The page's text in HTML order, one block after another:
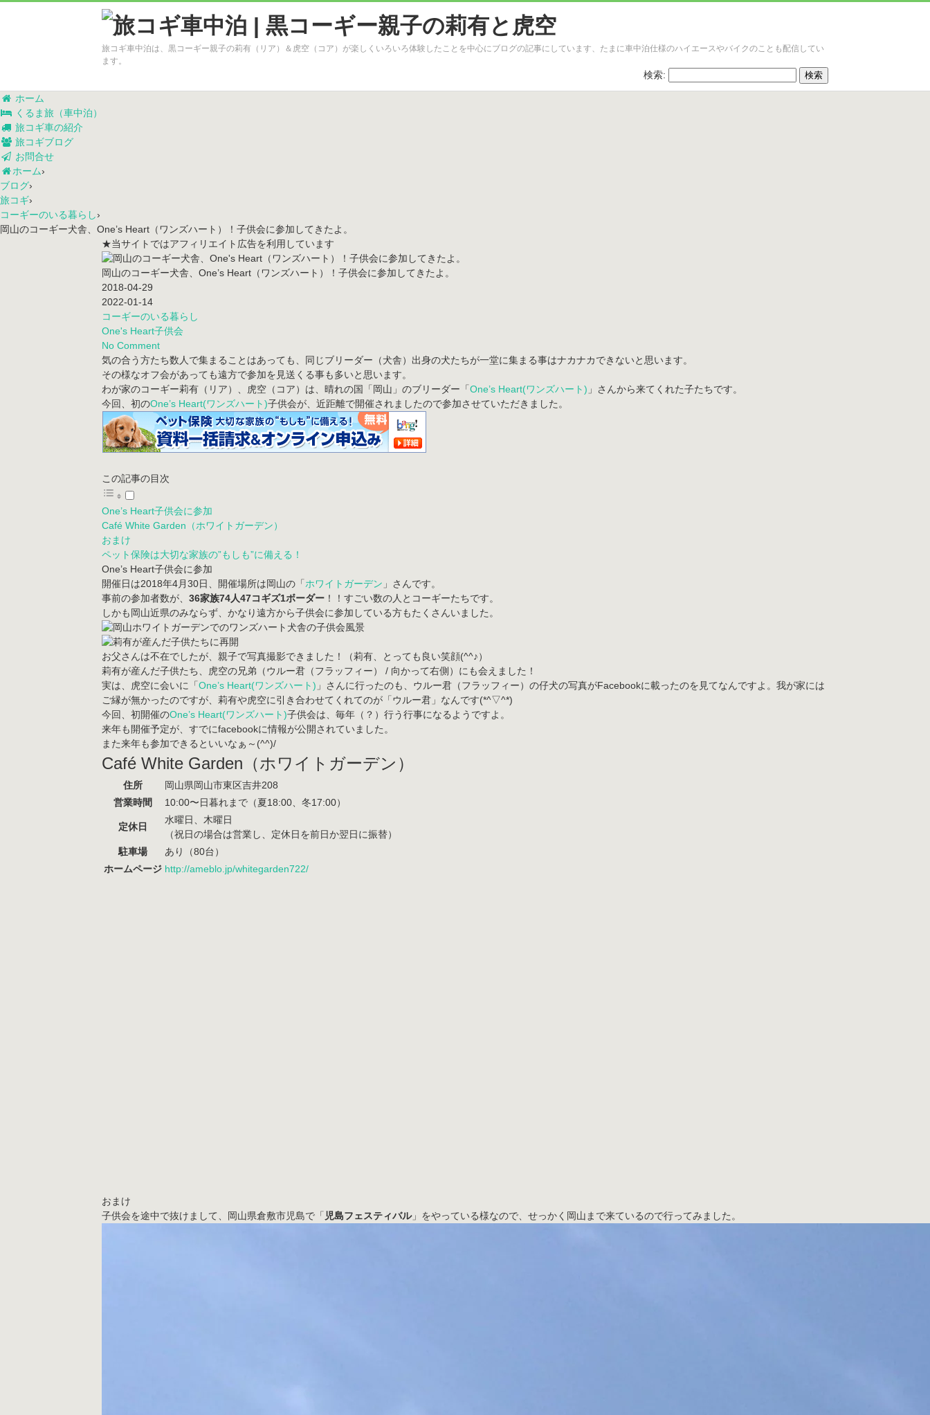
旅コギ車中泊は、黒コーギー親子の莉有（リア）＆虎空（コア）が楽しくいろいろ体験したことを中心にブログの記事にしています、たまに車中泊仕様のハイエースやバイクのことも配信してい
ます。
検索:
ホーム
くるま旅（車中泊）
旅コギ車の紹介
旅コギブログ
お問合せ
ホーム›
ブログ›
旅コギ›
コーギーのいる暮らし›
岡山のコーギー犬舎、One’s Heart（ワンズハート）！子供会に参加してきたよ。
★当サイトではアフィリエイト広告を利用しています
岡山のコーギー犬舎、One’s Heart（ワンズハート）！子供会に参加してきたよ。
2018-04-29
2022-01-14
コーギーのいる暮らし
One's Heart子供会
No Comment
気の合う方たち数人で集まることはあっても、同じブリーダー（犬舎）出身の犬たちが一堂に集まる事はナカナカできないと思います。
その様なオフ会があっても遠方で参加を見送くる事も多いと思います。
わが家のコーギー莉有（リア）、虎空（コア）は、晴れの国「岡山」のブリーダー「 One’s Heart(ワンズハート) 」さんから来てくれた子たちです。
今回、初のOne’s Heart(ワンズハート)子供会が、近距離で開催されましたので参加させていただきました。
この記事の目次
One’s Heart子供会に参加
Café White Garden（ホワイトガーデン）
おまけ
ペット保険は大切な家族の”もしも”に備える！
One’s Heart子供会に参加
開催日は2018年4月30日、開催場所は岡山の「 ホワイトガーデン 」さんです。
事前の参加者数が、 36家族74人47コギズ1ボーダー ！！すごい数の人とコーギーたちです。
しかも岡山近県のみならず、かなり遠方から子供会に参加している方もたくさんいました。
お父さんは不在でしたが、親子で写真撮影できました！（莉有、とっても良い笑顔(^^♪）
莉有が産んだ子供たち、虎空の兄弟（ウルー君（フラッフィー） / 向かって右側）にも会えました！
実は、虎空に会いに「 One’s Heart(ワンズハート) 」さんに行ったのも、ウルー君（フラッフィー）の仔犬の写真がFacebookに載ったのを見てなんですよ。我が家には
ご縁が無かったのですが、莉有や虎空に引き合わせてくれてのが「ウルー君」なんです(*^▽^*)
今回、初開催のOne’s Heart(ワンズハート)子供会は、毎年（？）行う行事になるようですよ。
来年も開催予定が、すでにfacebookに情報が公開されていました。
また来年も参加できるといいなぁ～(^^)/
Café White Garden（ホワイトガーデン）
住所
岡山県岡山市東区吉井208
営業時間
10:00〜日暮れまで（夏18:00、冬17:00）
定休日
水曜日、木曜日
（祝日の場合は営業し、定休日を前日か翌日に振替）
駐車場
あり（80台）
ホームページ http://ameblo.jp/whitegarden722/
おまけ
子供会を途中で抜けまして、岡山県倉敷市児島で「 児島フェスティバル」をやっている様なので、せっかく岡山まで来ているので行ってみました。